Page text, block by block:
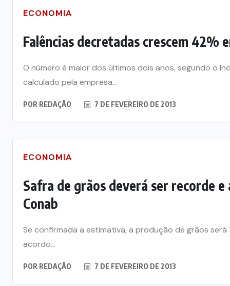
ECONOMIA
Falências decretadas crescem 42%
O número é maior dos últimos dois anos, segundo o
calculado pela empresa...
POR REDAÇÃO 7 DE FEVEREIRO DE 2013
ECONOMIA
Safra de grãos deverá ser recorde
Conab
Se confirmada a estimativa, a produção de grãos será
acordo...
POR REDAÇÃO 7 DE FEVEREIRO DE 2013